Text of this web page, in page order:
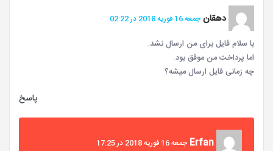
دهقان جمعه 16 فوریه 2018 در 02:22
با سلام فایل برای من ارسال نشد.
اما پرداخت من موفق بود.
چه زمانی فایل ارسال میشه؟
پاسخ
Erfan جمعه 16 فوریه 2018 در 17:25